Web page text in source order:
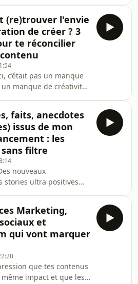
ce que ce rythme
régularité, la création de
dois expliquer ? Si tu te
épisode va t’apaiser ET
vrai plan.Parce que
fait les pauses les
j’ai jamais prises…et
c’est aussi l’année où
moins d’impact sur
(re)trouver l'envie
de créer ? 3
te réconcilier
c’était pas un manque
un manque de créativité
– genre tout le
tu trouves toutes
?”Souvent, cette
de petites
:“Moi j’suis pas
plus d’idées.” “Je sais
au-delà du fai
faits, anecdotes
issus de mon
: les
sans filtre
nouveaux
stories ultra positives
: c’est rarement
tranquille.Dans cet
avec moi dans
complets de Carrousel
dernier lancement
les beaux chiffres.Pas
qui flattent l’égo.Mai
Marketing,
et
qui vont marquer
que tes contenus
même impact et que les